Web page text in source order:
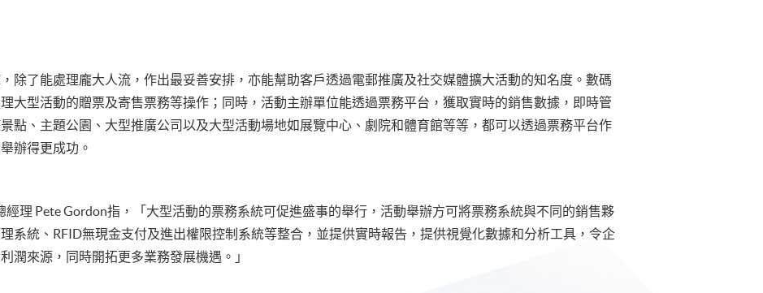
除了能處理龐大人流，作出最妥善安排，亦能幫助客戶透過電郵推廣及社交媒體擴大活動的知名度。數碼
大型活動的贈票及寄售票務等操作；同時，活動主辦單位能透過票務平台，獲取實時的銷售數據，即時管
點、主題公園、大型推廣公司以及大型活動場地如展覽中心、劇院和體育館等等，都可以透過票務平台作
辦得更成功。
經理 Pete Gordon指，「大型活動的票務系統可促進盛事的舉行，活動舉辦方可將票務系統與不同的銷售夥
系統、RFID無現金支付及進出權限控制系統等整合，並提供實時報告，提供視覺化數據和分析工具，令企
潤來源，同時開拓更多業務發展機遇。」